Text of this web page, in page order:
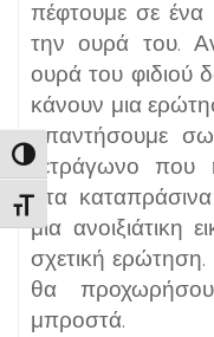
Εναλλαγή Υψηλής
Εναλλαγή Μεγέθους
πέφτουμε σε ένα
την ουρά του.
ουρά του φιδιού
κάνουν μια
απαντήσουμε
τετράγωνο που
στα
μια ανοιξιάτικη
σχετική
θα
μπροστά.